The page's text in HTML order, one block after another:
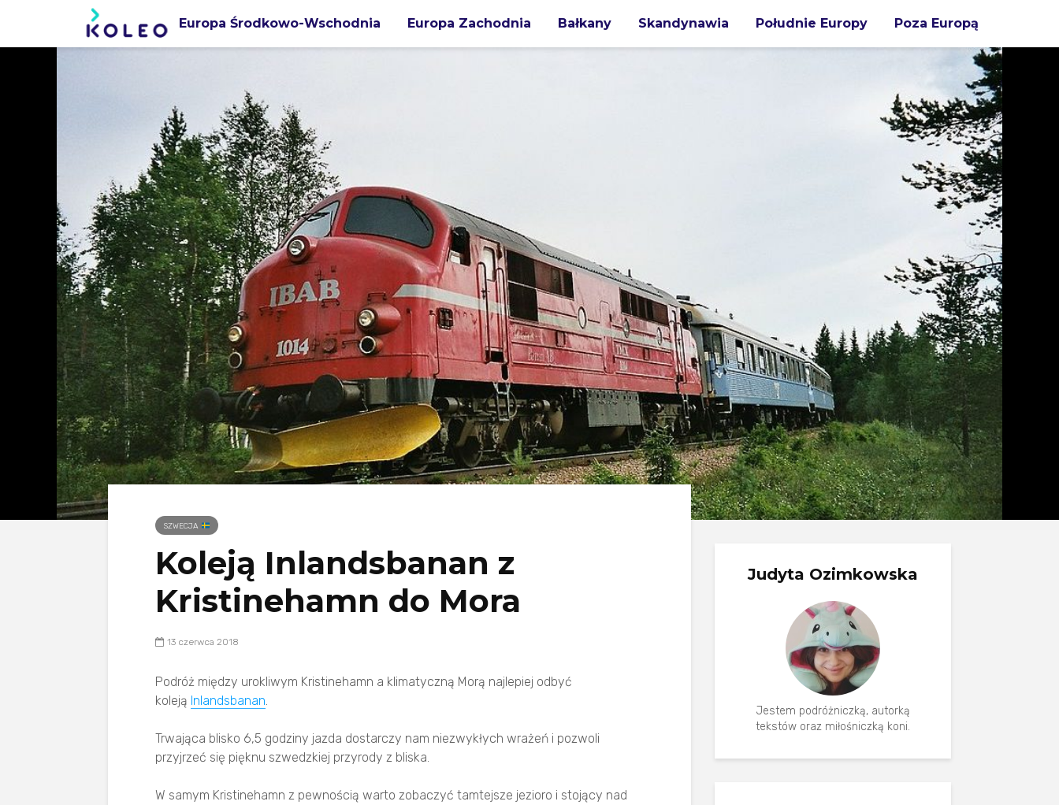
Europa Środkowo-Wschodnia Europa Zachodnia Bałkany Skandynawia Południe Europy Poza Europą
SZWECJA
Koleją Inlandsbanan z
Kristinehamn do Mora
13 czerwca 2018
Podróż między urokliwym Kristinehamn a klimatyczną Morą najlepiej odbyć
koleją Inlandsbanan.
Trwająca blisko 6,5 godziny jazda dostarczy nam niezwykłych wrażeń i pozwoli
przyjrzeć się pięknu szwedzkiej przyrody z bliska.
W samym Kristinehamn z pewnością warto zobaczyć tamtejsze jezioro i stojący nad
Judyta Ozimkowska
Jestem podróżniczką, autorką
tekstów oraz miłośniczką koni.